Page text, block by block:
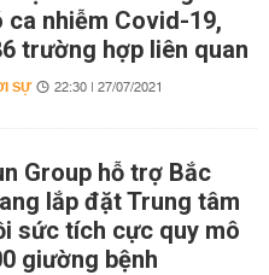
ca nhiễm Covid-19,
trường hợp liên quan
SỰ 22:30 | 27/07/2021
Group hỗ trợ Bắc
lắp đặt Trung tâm
sức tích cực quy mô
giường bệnh